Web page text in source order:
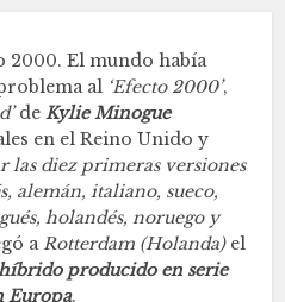
2000. El mundo había
al ‘Efecto 2000’,
deKylie Minogue
en el Reino Unido y
las diez primeras versiones
alemán, italiano, sueco,
holandés, noruego y
aRotterdam (Holanda)el
producido en serie
Europa.